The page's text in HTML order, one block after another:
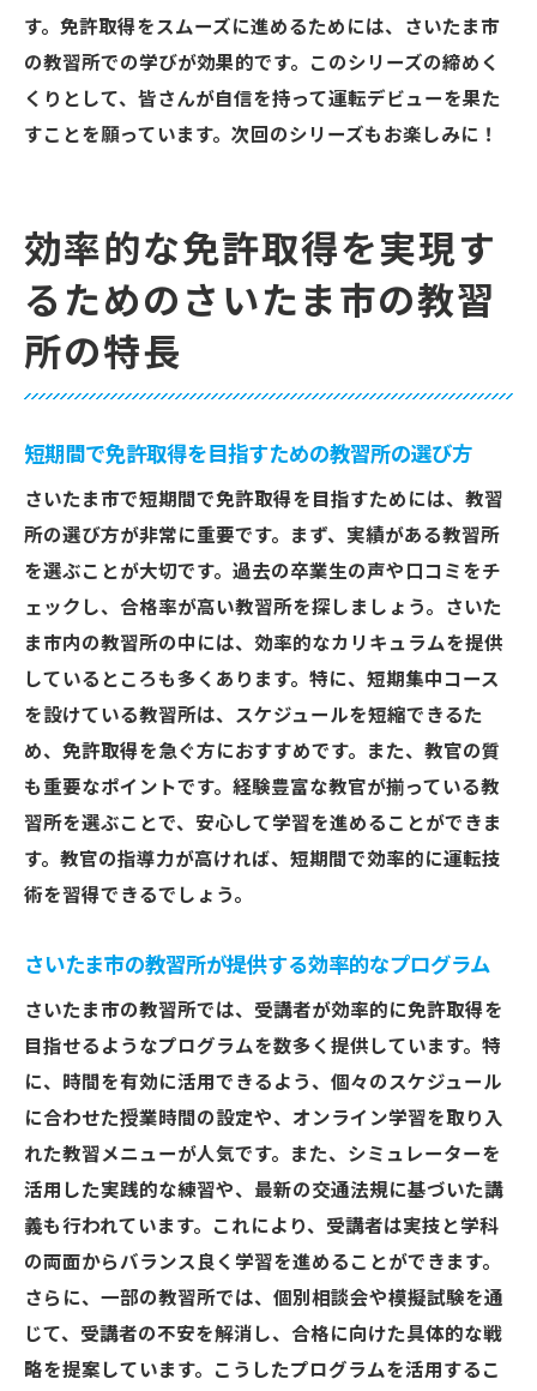
習所の徹底比較
さいたま市で免許取得を早く達成するため
の比較ポイント
教習所の特徴を徹底比較し効率的な免許取
さいたま市内での免許取得を早く達成する
ための選択肢
早く免許取得するための教習所の比較と選
定
免許取得を早く実現するためのさいたま市
教習所の比較
す。免許取得をスムーズに進めるためには、さいたま市
の教習所での学びが効果的です。このシリーズの締めく
くりとして、皆さんが自信を持って運転デビューを果た
すことを願っています。次回のシリーズもお楽しみに！
効率的な免許取得を実現す
るためのさいたま市の教習
所の特長
短期間で免許取得を目指すための教習所の選び方
さいたま市で短期間で免許取得を目指すためには、教習
所の選び方が非常に重要です。まず、実績がある教習所
を選ぶことが大切です。過去の卒業生の声や口コミをチ
ェックし、合格率が高い教習所を探しましょう。さいた
ま市内の教習所の中には、効率的なカリキュラムを提供
しているところも多くあります。特に、短期集中コース
を設けている教習所は、スケジュールを短縮できるた
め、免許取得を急ぐ方におすすめです。また、教官の質
も重要なポイントです。経験豊富な教官が揃っている教
習所を選ぶことで、安心して学習を進めることができま
す。教官の指導力が高ければ、短期間で効率的に運転技
術を習得できるでしょう。
さいたま市の教習所が提供する効率的なプログラム
さいたま市の教習所では、受講者が効率的に免許取得を
目指せるようなプログラムを数多く提供しています。特
に、時間を有効に活用できるよう、個々のスケジュール
に合わせた授業時間の設定や、オンライン学習を取り入
れた教習メニューが人気です。また、シミュレーターを
活用した実践的な練習や、最新の交通法規に基づいた講
義も行われています。これにより、受講者は実技と学科
の両面からバランス良く学習を進めることができます。
さらに、一部の教習所では、個別相談会や模擬試験を通
じて、受講者の不安を解消し、合格に向けた具体的な戦
略を提案しています。こうしたプログラムを活用するこ